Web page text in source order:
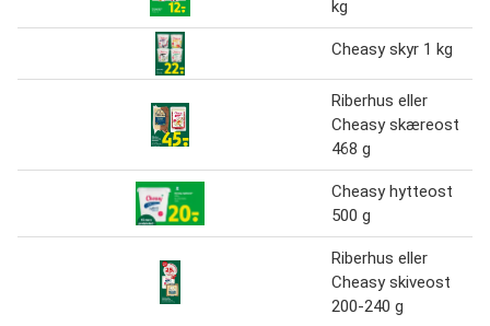
kg
Cheasy skyr 1 kg
Riberhus eller
Cheasy skæreost
468 g
Cheasy hytteost
500 g
Riberhus eller
Cheasy skiveost
200-240 g